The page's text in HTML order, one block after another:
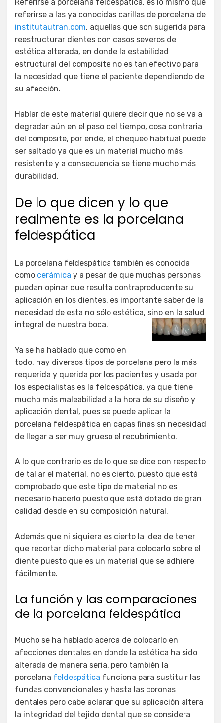
Referirse a porcelana feldespática, es lo mismo que
referirse a las ya conocidas carillas de porcelana de
institutautran.com, aquellas que son sugerida para
reestructurar dientes con casos severos de
estética alterada, en donde la estabilidad
estructural del composite no es tan efectivo para
la necesidad que tiene el paciente dependiendo de
su afección.
Hablar de este material quiere decir que no se va a
degradar aún en el paso del tiempo, cosa contraria
del composite, por ende, el chequeo habitual puede
ser saltado ya que es un material mucho más
resistente y a consecuencia se tiene mucho más
durabilidad.
De lo que dicen y lo que
realmente es la porcelana
feldespática
La porcelana feldespática también es conocida
como cerámica y a pesar de que muchas personas
puedan opinar que resulta contraproducente su
aplicación en los dientes, es importante saber de la
necesidad de esta no sólo estética, sino en la salud
integral de nuestra boca.
Ya se ha hablado que como en
todo, hay diversos tipos de porcelana pero la más
requerida y querida por los pacientes y usada por
los especialistas es la feldespática, ya que tiene
mucho más maleabilidad a la hora de su diseño y
aplicación dental, pues se puede aplicar la
porcelana feldespática en capas finas sn necesidad
de llegar a ser muy grueso el recubrimiento.
A lo que contrario es de lo que se dice con respecto
de tallar el material, no es cierto, puesto que está
comprobado que este tipo de material no es
necesario hacerlo puesto que está dotado de gran
calidad desde en su composición natural.
Además que ni siquiera es cierto la idea de tener
que recortar dicho material para colocarlo sobre el
diente puesto que es un material que se adhiere
fácilmente.
La función y las comparaciones
de la porcelana feldespática
Mucho se ha hablado acerca de colocarlo en
afecciones dentales en donde la estética ha sido
alterada de manera seria, pero también la
porcelana feldespática funciona para sustituir las
fundas convencionales y hasta las coronas
dentales pero cabe aclarar que su aplicación altera
la integridad del tejido dental que se considera